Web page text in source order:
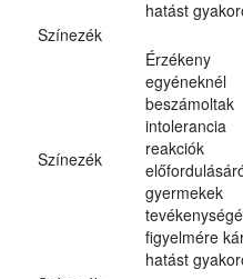
hatást
Színezék
Színezék
Érzékeny
egyéneknél
beszámoltak
intolerancia
reakciók
gyermekek
figyelmére
hatást